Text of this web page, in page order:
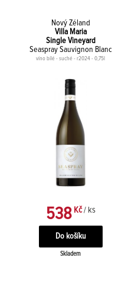
Nový Zéland
Villa Maria
Single Vineyard
Seaspray Sauvignon Blanc
víno bílé - suché - r2024 - 0,75l
538Kč / ks
Skladem